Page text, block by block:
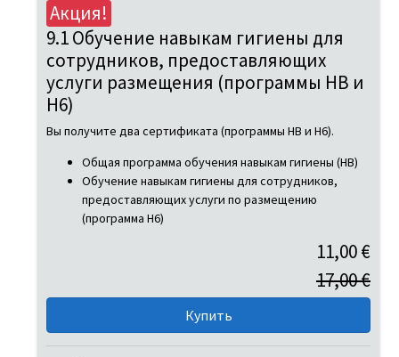
Акция!
9.1 Обучение навыкам гигиены для
сотрудников, предоставляющих
услуги размещения (программы HB и
H6)
Вы получите два сертификата (программы HB и H6).
Общая программа обучения навыкам гигиены (HB)
Обучение навыкам гигиены для сотрудников,
предоставляющих услуги по размещению
(программа H6)
11,00 €
17,00 €